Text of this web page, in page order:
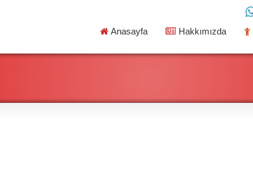
Anasayfa Hakkımızda